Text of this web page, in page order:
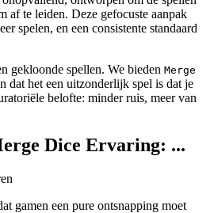
af te leiden. Deze gefocuste aanpak
spelen, en een consistente standaard
gekloonde spellen. We bieden Merge
dat het een uitzonderlijk spel is dat je
belofte: minder ruis, meer van
Dice Ervaring: ...
gamen een pure ontsnapping moet